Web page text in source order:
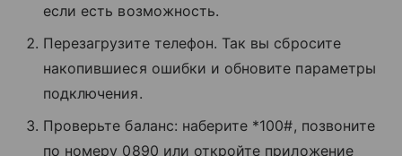
если есть возможность.
Перезагрузите телефон. Так вы сбросите
накопившиеся ошибки и обновите параметры
подключения.
Проверьте баланс: наберите *100#, позвоните
по номеру 0890 или откройте приложение